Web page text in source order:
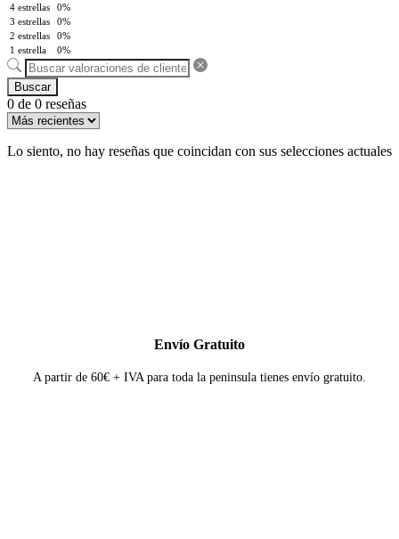
4 estrellas
0%
3 estrellas
0%
2 estrellas
0%
1 estrella
0%
Buscar
0 de 0 reseñas
Lo siento, no hay reseñas que coincidan con sus selecciones actuales
Envío Gratuito
A partir de 60€ + IVA para toda la peninsula tienes envío gratuito.